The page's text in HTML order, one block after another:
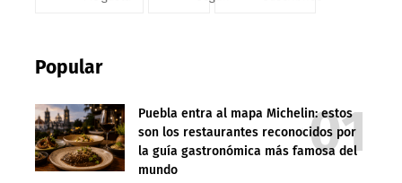
Popular
Puebla entra al mapa Michelin: estos
son los restaurantes reconocidos por
la guía gastronómica más famosa del
mundo